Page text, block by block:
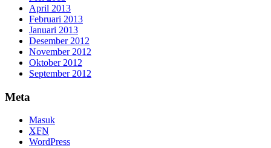
April 2013
Februari 2013
Januari 2013
Desember 2012
November 2012
Oktober 2012
September 2012
Meta
Masuk
XFN
WordPress